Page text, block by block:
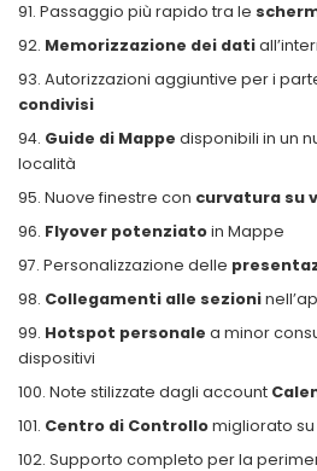
Passaggio più rapido tra le
Memorizzazione dei dati
Autorizzazioni aggiuntive per i
condivisi
Guide di Mappe disponibili in un
località
Nuove finestre con curvatura su
Flyover potenziatoin Mappe
Personalizzazione delle
Collegamenti alle sezioni
Hotspot personale a minor
dispositivi
Note stilizzate dagli account
Centro di Controllomigliorato su
Supporto completo per la